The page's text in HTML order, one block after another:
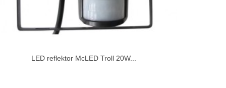
LED reflektor McLED Troll 20W...